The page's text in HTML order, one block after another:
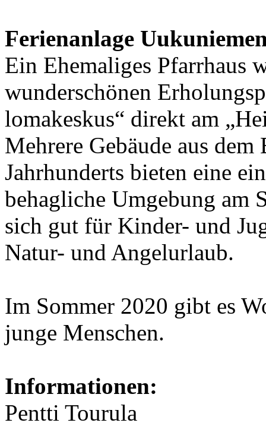
Ferienanlage
Ein Ehemaliges Pfarrhaus
wunderschönen
lomakeskus“ direkt am
Mehrere Gebäude aus dem
Jahrhunderts bieten eine
behagliche Umgebung am
sich gut für Kinder- und
Natur- und Angelurlaub.
Im Sommer 2020 gibt es
junge Menschen.
Informationen:
Pentti Tourula